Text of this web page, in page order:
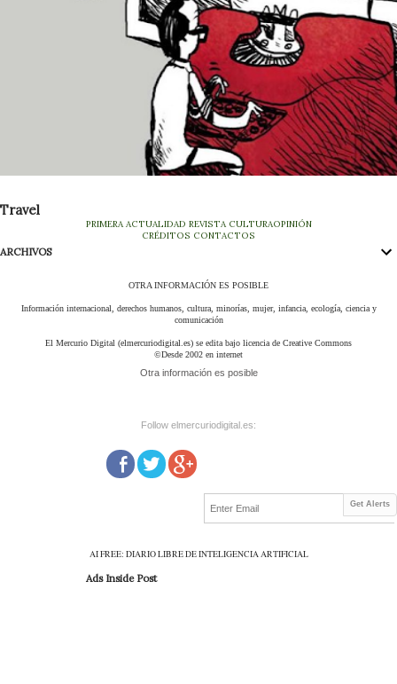
Travel
PRIMERA ACTUALIDAD REVISTA CULTURAOPINIÓN
CRÉDITOS CONTACTOS
ARCHIVOS
OTRA INFORMACIÓN ES POSIBLE
Información internacional, derechos humanos, cultura, minorías, mujer, infancia, ecología, ciencia y
comunicación
El Mercurio Digital (elmercuriodigital.es) se edita bajo licencia de Creative Commons
©Desde 2002 en internet
Otra información es posible
Follow elmercuriodigital.es:
Get Alerts
AI FREE: DIARIO LIBRE DE INTELIGENCIA ARTIFICIAL
Ads Inside Post